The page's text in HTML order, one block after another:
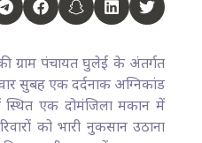
ग्राम पंचायत घुलेई के अंतर्गत
सुबह एक दर्दनाक अग्निकांड
एक दोमंजिला मकान में
को भारी नुकसान उठाना